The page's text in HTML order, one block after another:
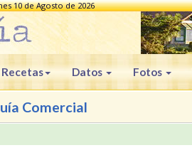
10 de Agosto de 2026
Recetas Datos Fotos
Comercial